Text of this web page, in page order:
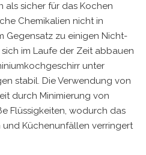
als sicher für das Kochen
Chemikalien nicht in
Gegensatz zu einigen Nicht-
im Laufe der Zeit abbauen
unter
stabil. Die Verwendung von
durch Minimierung von
Flüssigkeiten, wodurch das
und Küchenunfällen verringert